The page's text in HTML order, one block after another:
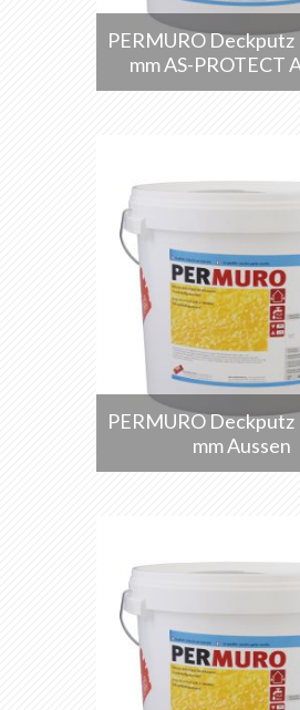
PERMURO Deckputz
mm AS-PROTECT
PERMURO Deckputz
mm Aussen